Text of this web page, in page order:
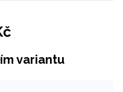
variantu